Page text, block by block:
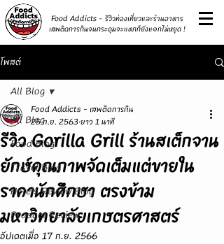
Food Addicts - รีวิวท่องเที่ยวและร้านอาหาร
เสพติดการกินจนกระดุมจะแหกก็ยังแ๑กไม่หยุด !
โพสต์
All Blog
Food Blog
Travel Blog
Hotels Review Blog
Product Review
All Blog
รีวิว Gorilla Grill ร้านสเต็กจาน
ยักษ์คุณภาพจัดเต็มแต่ขายใน
ราคานักศึกษา ตรงข้าม
มหาวิทยาลัยเกษตรศาสตร์
Food Addicts - เสพติดการกิน
25 ก.ย. 2563ยาว 1 นาที
อัปเดตเมื่อ 17 ก.ย. 2566